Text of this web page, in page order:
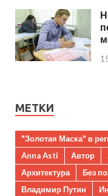
МЕТКИ
"Золотая Маска" в
Anna Asti
Автор
Архитектура
Без
Владимир Путин